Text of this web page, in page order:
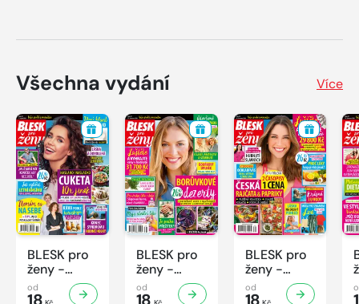
Všechna vydání Více
BLESK pro
ženy -
32/2026
od
18
BLESK pro
ženy -
31/2026
od
18
BLESK pro
ženy -
30/2026
od
18